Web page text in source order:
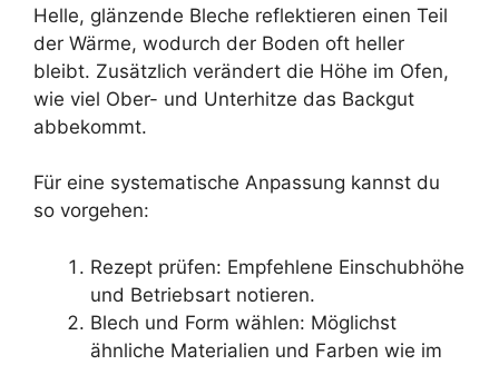
Helle, glänzende Bleche reflektieren einen Teil
der Wärme, wodurch der Boden oft heller
bleibt. Zusätzlich verändert die Höhe im Ofen,
wie viel Ober- und Unterhitze das Backgut
abbekommt.
Für eine systematische Anpassung kannst du
so vorgehen:
Rezept prüfen: Empfehlene Einschubhöhe
und Betriebsart notieren.
Blech und Form wählen: Möglichst
ähnliche Materialien und Farben wie im